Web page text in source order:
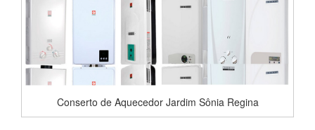
Conserto de Aquecedor Jardim Sônia Regina